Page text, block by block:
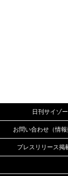
日刊サイゾ
お問い合わせ（情報
プレスリリース掲